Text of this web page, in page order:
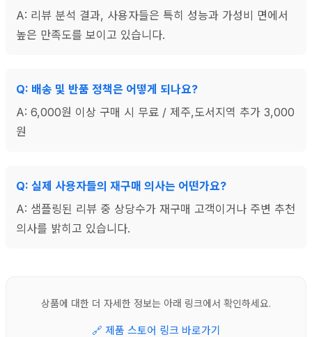
A: 리뷰 분석 결과, 사용자들은 특히 성능과 가성비 면에서
높은 만족도를 보이고 있습니다.
Q: 배송 및 반품 정책은 어떻게 되나요?
A: 6,000원 이상 구매 시 무료 / 제주,도서지역 추가 3,000
원
Q: 실제 사용자들의 재구매 의사는 어떤가요?
A: 샘플링된 리뷰 중 상당수가 재구매 고객이거나 주변 추천
의사를 밝히고 있습니다.
상품에 대한 더 자세한 정보는 아래 링크에서 확인하세요.
🔗 제품 스토어 링크 바로가기